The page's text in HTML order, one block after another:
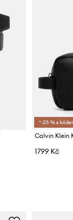
*-25 % s
Calvin Klein
1799 Kč